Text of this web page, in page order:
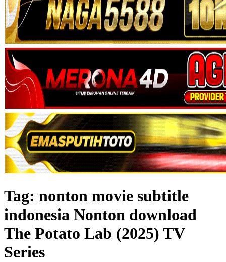
Tag: nonton movie subtitle
indonesia Nonton download
The Potato Lab (2025) TV
Series